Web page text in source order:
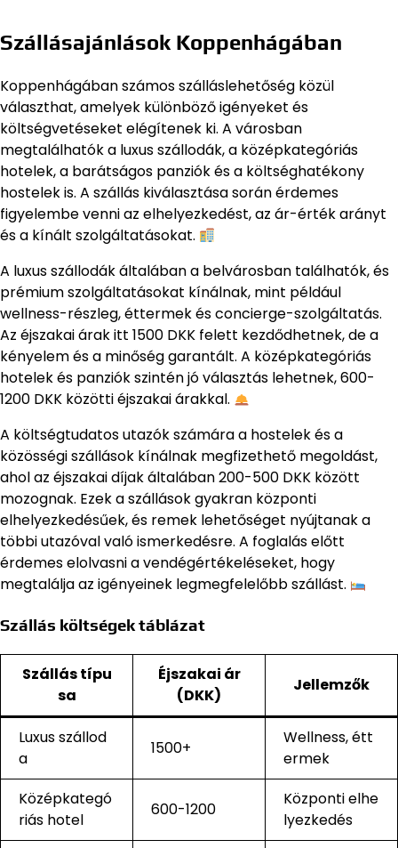
Szállásajánlások Koppenhágában
Koppenhágában számos szálláslehetőség közül
választhat, amelyek különböző igényeket és
költségvetéseket elégítenek ki. A városban
megtalálhatók a luxus szállodák, a középkategóriás
hotelek, a barátságos panziók és a költséghatékony
hostelek is. A szállás kiválasztása során érdemes
figyelembe venni az elhelyezkedést, az ár-érték arányt
és a kínált szolgáltatásokat.
A luxus szállodák általában a belvárosban találhatók, és
prémium szolgáltatásokat kínálnak, mint például
wellness-részleg, éttermek és concierge-szolgáltatás.
Az éjszakai árak itt 1500 DKK felett kezdődhetnek, de a
kényelem és a minőség garantált. A középkategóriás
hotelek és panziók szintén jó választás lehetnek, 600-
1200 DKK közötti éjszakai árakkal.
A költségtudatos utazók számára a hostelek és a
közösségi szállások kínálnak megfizethető megoldást,
ahol az éjszakai díjak általában 200-500 DKK között
mozognak. Ezek a szállások gyakran központi
elhelyezkedésűek, és remek lehetőséget nyújtanak a
többi utazóval való ismerkedésre. A foglalás előtt
érdemes elolvasni a vendégértékeléseket, hogy
megtalálja az igényeinek legmegfelelőbb szállást.
Szállás költségek táblázat
Szállás típu
sa
Éjszakai ár
(DKK)
Jellemzők
Luxus szállod
a
1500+
Wellness, étt
ermek
Középkategó
riás hotel
600-1200
Központi elhe
lyezkedés